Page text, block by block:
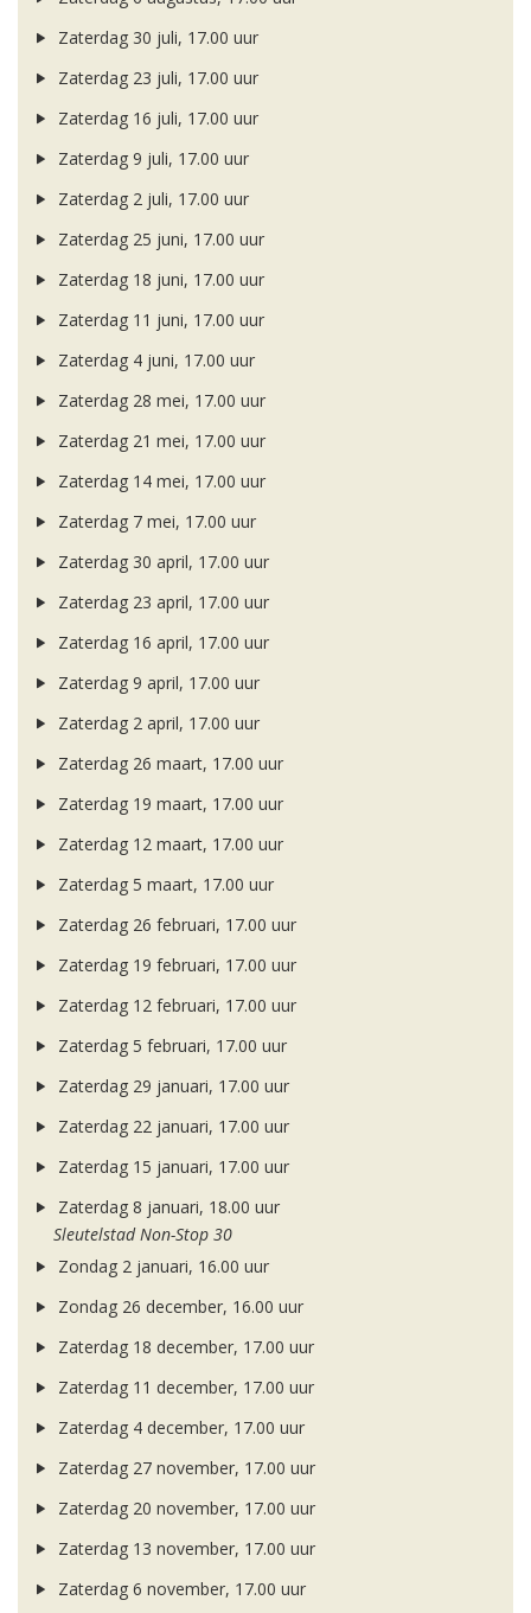
Zaterdag 30 juli, 17.00 uur
Zaterdag 23 juli, 17.00 uur
Zaterdag 16 juli, 17.00 uur
Zaterdag 9 juli, 17.00 uur
Zaterdag 2 juli, 17.00 uur
Zaterdag 25 juni, 17.00 uur
Zaterdag 18 juni, 17.00 uur
Zaterdag 11 juni, 17.00 uur
Zaterdag 4 juni, 17.00 uur
Zaterdag 28 mei, 17.00 uur
Zaterdag 21 mei, 17.00 uur
Zaterdag 14 mei, 17.00 uur
Zaterdag 7 mei, 17.00 uur
Zaterdag 30 april, 17.00 uur
Zaterdag 23 april, 17.00 uur
Zaterdag 16 april, 17.00 uur
Zaterdag 9 april, 17.00 uur
Zaterdag 2 april, 17.00 uur
Zaterdag 26 maart, 17.00 uur
Zaterdag 19 maart, 17.00 uur
Zaterdag 12 maart, 17.00 uur
Zaterdag 5 maart, 17.00 uur
Zaterdag 26 februari, 17.00 uur
Zaterdag 19 februari, 17.00 uur
Zaterdag 12 februari, 17.00 uur
Zaterdag 5 februari, 17.00 uur
Zaterdag 29 januari, 17.00 uur
Zaterdag 22 januari, 17.00 uur
Zaterdag 15 januari, 17.00 uur
Zaterdag 8 januari, 18.00 uur
Sleutelstad Non-Stop 30
Zondag 2 januari, 16.00 uur
Zondag 26 december, 16.00 uur
Zaterdag 18 december, 17.00 uur
Zaterdag 11 december, 17.00 uur
Zaterdag 4 december, 17.00 uur
Zaterdag 27 november, 17.00 uur
Zaterdag 20 november, 17.00 uur
Zaterdag 13 november, 17.00 uur
Zaterdag 6 november, 17.00 uur